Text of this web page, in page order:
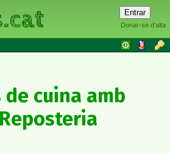
Donar-se d'alta
de cuina amb